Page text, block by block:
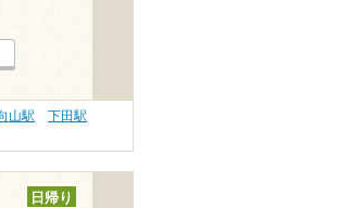
山駅
下田駅
日帰り